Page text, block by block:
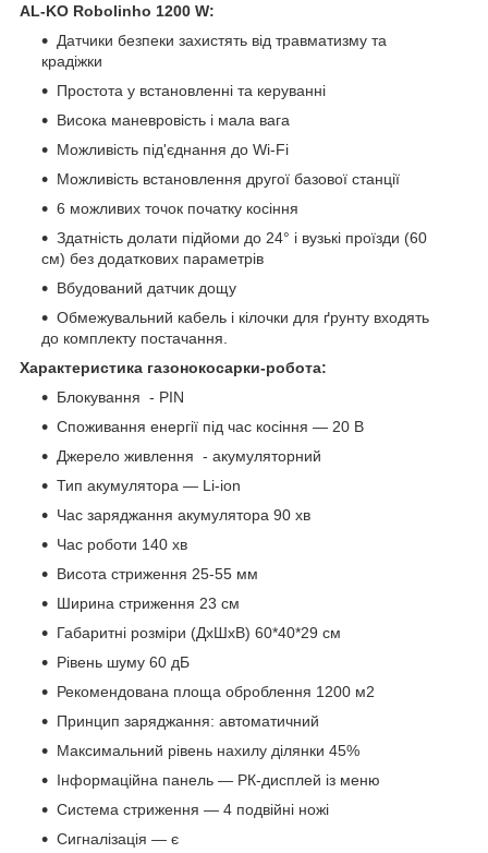
AL-KO Robolinho 1200 W:
Датчики безпеки захистять від травматизму та
крадіжки
Простота у встановленні та керуванні
Висока маневровість і мала вага
Можливість під'єднання до Wi-Fi
Можливість встановлення другої базової станції
6 можливих точок початку косіння
Здатність долати підйоми до 24° і вузькі проїзди (60
см) без додаткових параметрів
Вбудований датчик дощу
Обмежувальний кабель і кілочки для ґрунту входять
до комплекту постачання.
Характеристика газонокосарки-робота:
Блокування - PIN
Споживання енергії під час косіння — 20 В
Джерело живлення - акумуляторний
Тип акумулятора — Li-ion
Час заряджання акумулятора 90 хв
Час роботи 140 хв
Висота стриження 25-55 мм
Ширина стриження 23 см
Габаритні розміри (ДхШхВ) 60*40*29 см
Рівень шуму 60 дБ
Рекомендована площа оброблення 1200 м2
Принцип заряджання: автоматичний
Максимальний рівень нахилу ділянки 45%
Інформаційна панель — РК-дисплей із меню
Система стриження — 4 подвійні ножі
Сигналізація — є